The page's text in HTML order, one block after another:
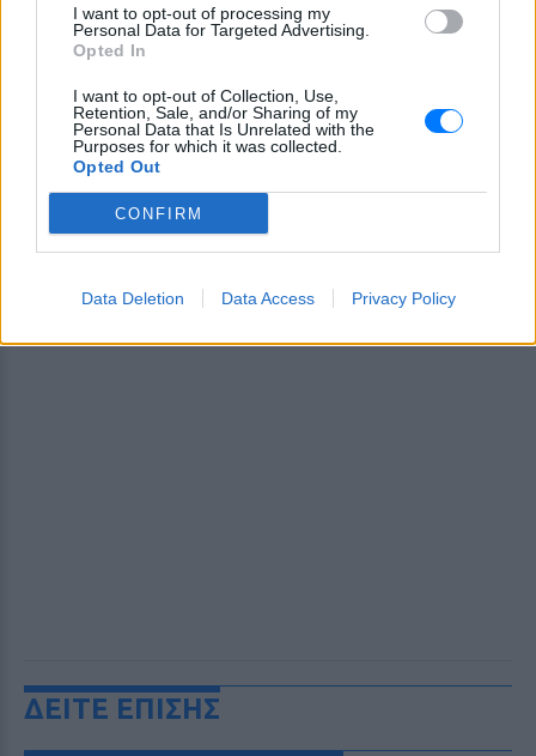
I want to opt-out of processing my
Personal Data for Targeted Advertising.
Opted In
I want to opt-out of Collection, Use,
Retention, Sale, and/or Sharing of my
Personal Data that Is Unrelated with the
Purposes for which it was collected.
Opted Out
CONFIRM
Data Deletion Data Access Privacy Policy
ειδήσεωντου E-Daily.gr
ΔΙΑΦΗΜΙΣΗ
ΔΕΙΤΕ ΕΠΙΣΗΣ